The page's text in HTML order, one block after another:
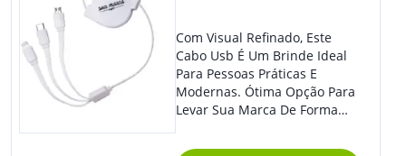
Com Visual Refinado, Este
Cabo Usb É Um Brinde Ideal
Para Pessoas Práticas E
Modernas. Ótima Opção Para
Levar Sua Marca De Forma
Sua Empresa Em Eventos,